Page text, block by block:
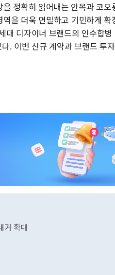
정확히 읽어내는 안목과 코오
을 더욱 면밀하고 기민하게 확
디자이너 브랜드의 인수합병
. 이번 신규 계약과 브랜드 투
거 확대